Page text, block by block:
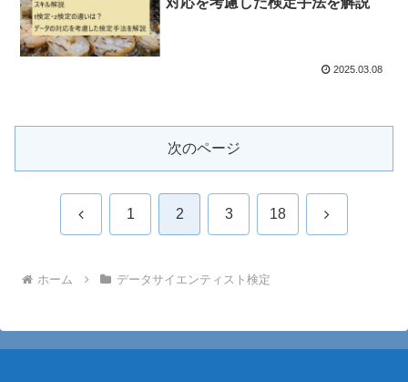
2025.03.08
次のページ
前 1 2 3 18 次
ホーム データサイエンティスト検定